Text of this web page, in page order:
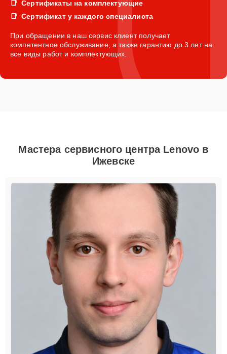
Сертификаты на комплектующие
Сертификат у каждого специалиста
При обращении в наш сервис клиент получает
компетентное обслуживание, а также гарантию до 3 лет на
все виды работ и комплектующих.
Мастера сервисного центра Lenovo в
Ижевске